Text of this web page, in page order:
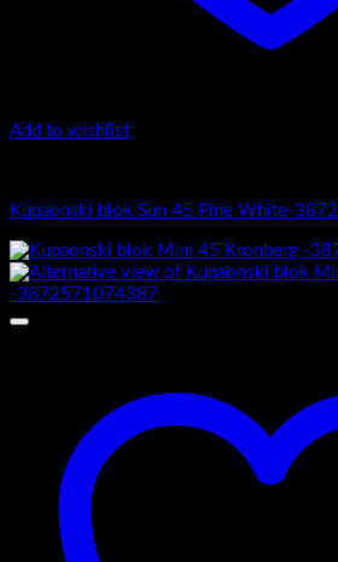
Add to wishlist
Kupaonski blok Sun 45 Pine White-